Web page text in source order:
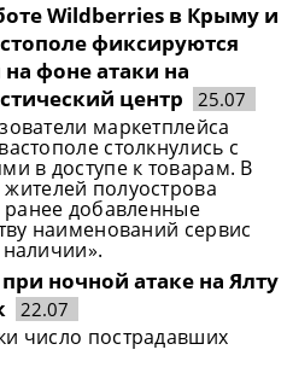
Wildberries в Крыму и
фиксируются
на фоне атаки на
центр
25.07
маркетплейса
столкнулись с
в доступе к товарам. В
полуострова
ранее добавленные
наименований сервис
наличии».
ночной атаке на Ялту
22.07
число пострадавших